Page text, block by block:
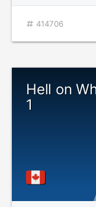
414706
Hell on
1